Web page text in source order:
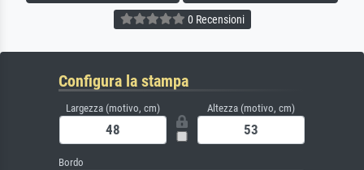
0 Recensioni
Configura la stampa
Largezza (motivo, cm) Altezza (motivo, cm)
Bordo